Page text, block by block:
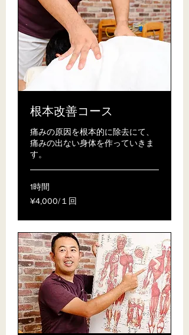
根本改善コース
痛みの原因を根本的に除去にて、
痛みの出ない身体を作っていきま
す。
1時間
¥4,000/
１
¥4,000/１回